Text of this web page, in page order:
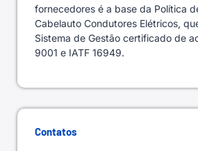
fornecedores é a base da Política
Cabelauto Condutores Elétricos,
Sistema de Gestão certificado de
9001 e IATF 16949.
Contatos